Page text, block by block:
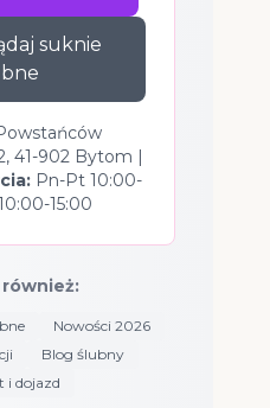
suknie
41-902 Bytom |
Pn-Pt 10:00-
15:00
Nowości 2026
Blog ślubny
i dojazd